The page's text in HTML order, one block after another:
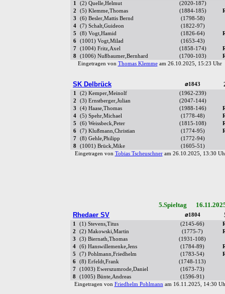
1 (2) Quelle,Helmut
(2020-187)
2
(5) Klemme,Thomas (1884-185)
3
(6) Besler,Mattis Bernd
(1798-58)
4
(7) Schalt,Guideon
(1822-97)
5
(8) Vogt,Hamid (1826-64)
6
(1001) Vogt,Milad
(1653-43)
7
(1004) Fritz,Axel (1858-174)
8
(1006) Nußbaumer,Bernhard (1700-103)
Eingetragen von Thomas Klemmeam 26.10.2025, 15:23
SK Delbrück ⌀1843
1 (2) Kemper,Meinolf
(1962-239)
2
(3) Ernstberger,Julian
(2047-144)
3
(4) Haase,Thomas (1988-146)
4
(5) Spehr,Michael (1778-48)
5
(6) Weissbeck,Peter (1815-108)
6
(7) Klußmann,Christian (1774-95)
7
(8) Gehle,Philipp
(1772-94)
8
(1001) Brück,Mike
(1605-51)
Eingetragen von Tobias Tscheuschneram 26.10.2025, 13:30
5.Spieltag
Rhedaer SV
⌀1804
1 (1) Stevens,Titus (2145-66)
2
(2) Makowski,Martin (1775-7)
3
(3) Biernath,Thomas
(1931-108)
4
(6) Hanswillemenke,Jens (1784-89)
5
(7) Pohlmann,Friedhelm (1783-54)
6
(8) Erfeldt,Frank
(1748-113)
7
(1003) Ewerszumrode,Daniel
(1673-73)
8
(1005) Bünte,Andreas
(1596-91)
Eingetragen von Friedhelm Pohlmannam 16.11.2025, 14:30